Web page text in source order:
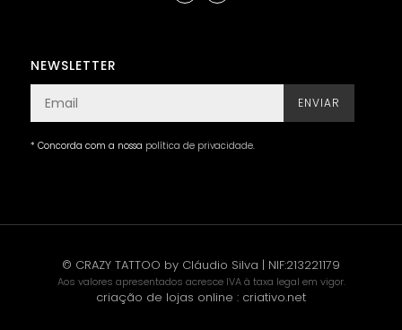
NEWSLETTER
ENVIAR
* Concorda com a nossa política de privacidade.
© CRAZY TATTOO by Cláudio Silva | NIF:213221179
Aos valores apresentados acresce IVA à taxa legal em vigor.
criação de lojas online : criativo.net